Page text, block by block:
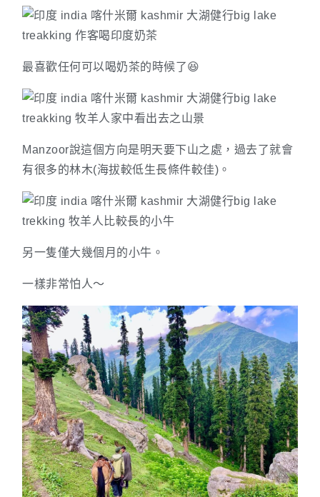
最喜歡任何可以喝奶茶的時候了😆
Manzoor說這個方向是明天要下山之處，過去了就會
有很多的林木(海拔較低生長條件較佳)。
另一隻僅大幾個月的小牛。
一樣非常怕人～